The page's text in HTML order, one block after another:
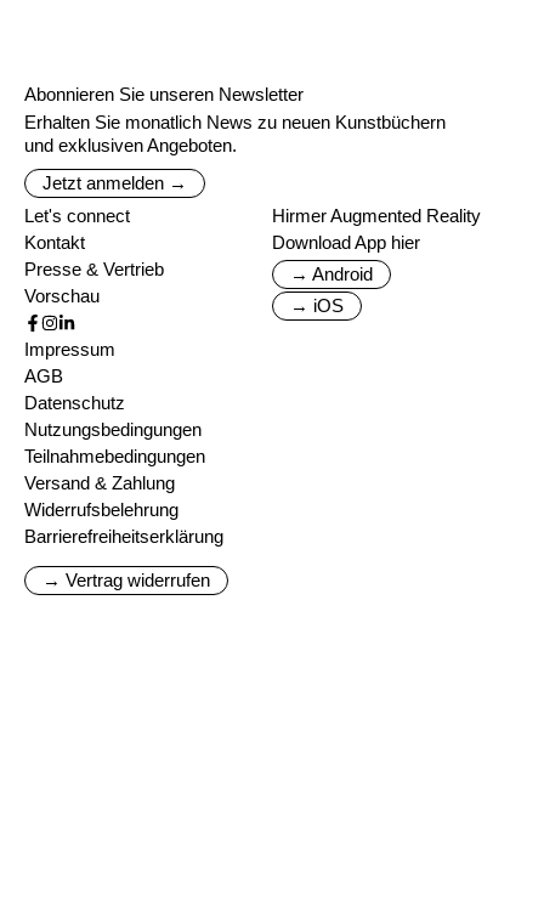
Abonnieren Sie unseren Newsletter
Erhalten Sie monatlich News zu neuen Kunstbüchern
und exklusiven Angeboten.
Jetzt anmelden →
Let's connect
Kontakt
Presse & Vertrieb
Vorschau
Hirmer Augmented Reality
Download App hier
→ Android
→ iOS
Impressum
AGB
Datenschutz
Nutzungsbedingungen
Teilnahmebedingungen
Versand & Zahlung
Widerrufsbelehrung
Barrierefreiheitserklärung
→ Vertrag widerrufen